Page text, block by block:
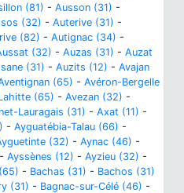
(81) - Ausson (31) -
(32) - Auterive (31) -
(82) - Autignac (34) -
(32) - Auzas (31) - Auzat
(31) - Auzits (12) - Avajan
(65) - Avéron-Bergelle
(65) - Avezan (32) -
Lauragais (31) - Axat (11) -
- Ayguatébia-Talau (66) -
(32) - Aynac (46) -
- Ayssènes (12) - Ayzieu (32) -
- Bachas (31) - Bachos (31)
(31) - Bagnac-sur-Célé (46) -